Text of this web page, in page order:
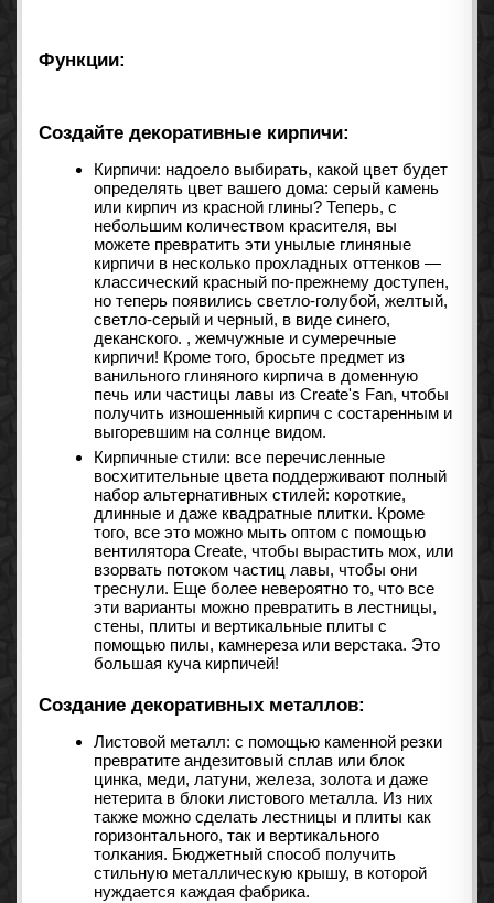
Функции:
Создайте декоративные кирпичи:
Кирпичи: надоело выбирать, какой цвет будет
определять цвет вашего дома: серый камень
или кирпич из красной глины? Теперь, с
небольшим количеством красителя, вы
можете превратить эти унылые глиняные
кирпичи в несколько прохладных оттенков —
классический красный по-прежнему доступен,
но теперь появились светло-голубой, желтый,
светло-серый и черный, в виде синего,
деканского. , жемчужные и сумеречные
кирпичи! Кроме того, бросьте предмет из
ванильного глиняного кирпича в доменную
печь или частицы лавы из Create's Fan, чтобы
получить изношенный кирпич с состаренным и
выгоревшим на солнце видом.
Кирпичные стили: все перечисленные
восхитительные цвета поддерживают полный
набор альтернативных стилей: короткие,
длинные и даже квадратные плитки. Кроме
того, все это можно мыть оптом с помощью
вентилятора Create, чтобы вырастить мох, или
взорвать потоком частиц лавы, чтобы они
треснули. Еще более невероятно то, что все
эти варианты можно превратить в лестницы,
стены, плиты и вертикальные плиты с
помощью пилы, камнереза ​​или верстака. Это
большая куча кирпичей!
Создание декоративных металлов:
Листовой металл: с помощью каменной резки
превратите андезитовый сплав или блок
цинка, меди, латуни, железа, золота и даже
нетерита в блоки листового металла. Из них
также можно сделать лестницы и плиты как
горизонтального, так и вертикального
толкания. Бюджетный способ получить
стильную металлическую крышу, в которой
нуждается каждая фабрика.